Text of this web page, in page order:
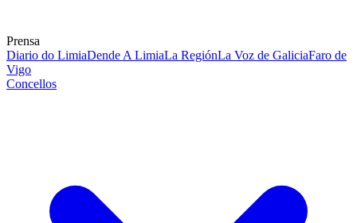
Prensa
Diario do LimiaDende A LimiaLa RegiónLa Voz de GaliciaFaro de
Vigo
Concellos